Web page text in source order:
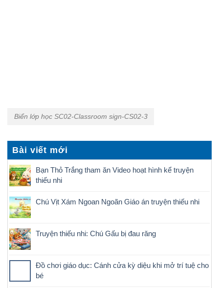
Biển lớp học SC02-Classroom sign-CS02-3
Bài viết mới
Bạn Thỏ Trắng tham ăn Video hoạt hình kể truyện
thiếu nhi
Chú Vịt Xám Ngoan Ngoãn Giáo án truyện thiếu nhi
Truyện thiếu nhi: Chú Gấu bị đau răng
Đồ chơi giáo dục: Cánh cửa kỳ diệu khi mở trí tuệ cho
bé